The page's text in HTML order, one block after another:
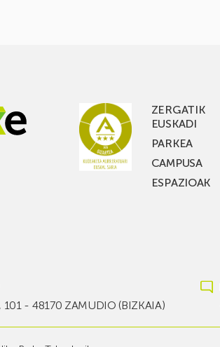
ZERGATIK
EUSKADI
PARKEA
CAMPUSA
ESPAZIOAK
101 - 48170 ZAMUDIO (BIZKAIA)